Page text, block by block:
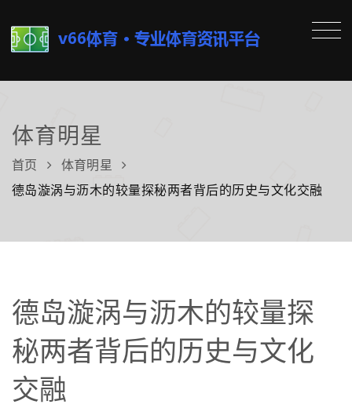
体育明星
首页
体育明星
德岛漩涡与沥木的较量探秘两者背后的历史与文化交融
德岛漩涡与沥木的较量探
秘两者背后的历史与文化
交融